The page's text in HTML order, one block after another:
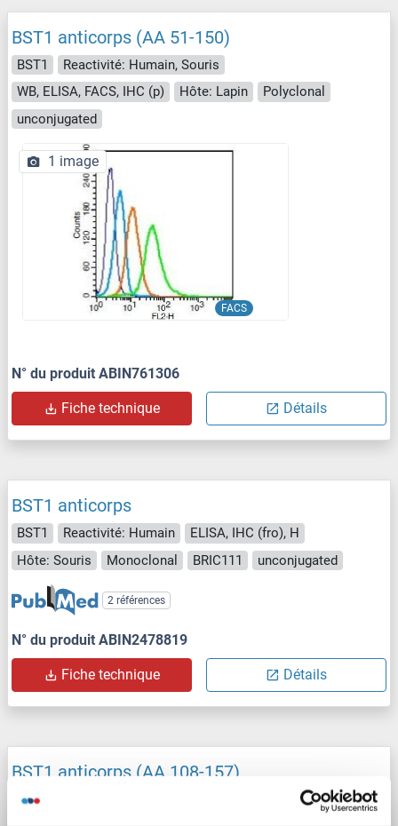
BST1 anticorps (AA 51-150)
BST1
Reactivité: Humain, Souris
WB, ELISA, FACS, IHC (p)
Hôte: Lapin
Polyclonal
unconjugated
FACS
1 image
N° du produit ABIN761306
Fiche technique Détails
BST1 anticorps
BST1 Reactivité: Humain
ELISA, IHC (fro), H
Hôte: Souris
Monoclonal BRIC111 unconjugated
2 références
N° du produit ABIN2478819
Fiche technique Détails
BST1 anticorps (AA 108-157)
BST1 Reactivité: Humain, Souris, Rat, Boeuf (Vache), Chien, Cheval, Porc, Lapin
WB